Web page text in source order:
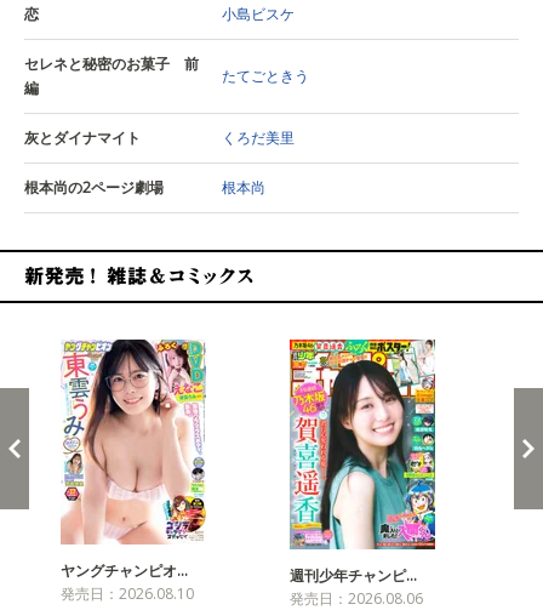
恋 小島ビスケ
セレネと秘密のお菓子 前
編
たてごときう
灰とダイナマイト くろだ美里
根本尚の2ページ劇場 根本尚
ヤングチャンピオ…
発売日：2026.08.10
週刊少年チャンピ…
発売日：2026.08.06